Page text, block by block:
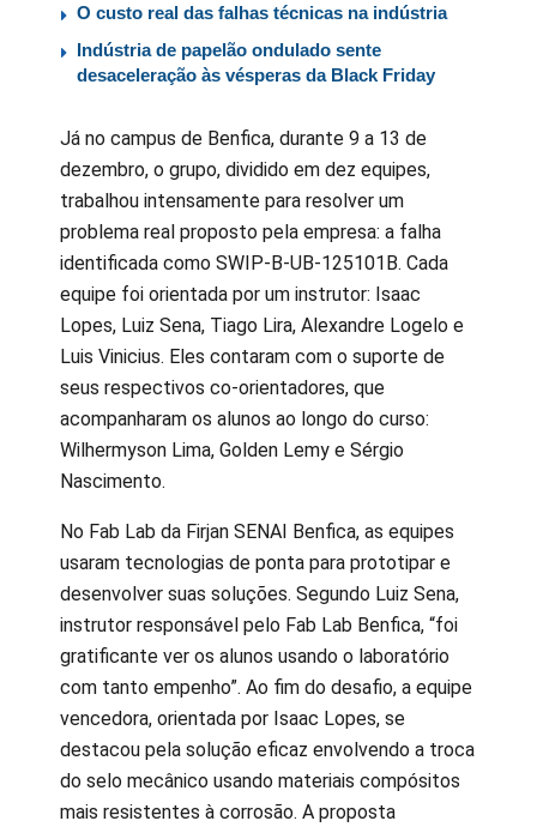
O custo real das falhas técnicas na indústria
Indústria de papelão ondulado sente
desaceleração às vésperas da Black Friday
Já no campus de Benfica, durante 9 a 13 de
dezembro, o grupo, dividido em dez equipes,
trabalhou intensamente para resolver um
problema real proposto pela empresa: a falha
identificada como SWIP-B-UB-125101B. Cada
equipe foi orientada por um instrutor: Isaac
Lopes, Luiz Sena, Tiago Lira, Alexandre Logelo e
Luis Vinicius. Eles contaram com o suporte de
seus respectivos co-orientadores, que
acompanharam os alunos ao longo do curso:
Wilhermyson Lima, Golden Lemy e Sérgio
Nascimento.
No Fab Lab da Firjan SENAI Benfica, as equipes
usaram tecnologias de ponta para prototipar e
desenvolver suas soluções. Segundo Luiz Sena,
instrutor responsável pelo Fab Lab Benfica, “foi
gratificante ver os alunos usando o laboratório
com tanto empenho”. Ao fim do desafio, a equipe
vencedora, orientada por Isaac Lopes, se
destacou pela solução eficaz envolvendo a troca
do selo mecânico usando materiais compósitos
mais resistentes à corrosão. A proposta